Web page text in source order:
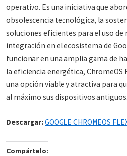
operativo. Es una iniciativa que
obsolescencia tecnológica, la
soluciones eficientes para el uso de
integración en el ecosistema de
funcionar en una amplia gama de
la eficiencia energética, ChromeOS
una opción viable y atractiva para
al máximo sus dispositivos antiguos.
Descargar:GOOGLE CHROMEOS
Compártelo: